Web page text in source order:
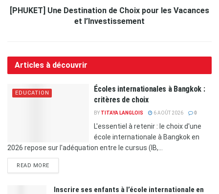
[PHUKET] Une Destination de Choix pour les Vacances
et l’Investissement
Articles à découvrir
EDUCATION
Écoles internationales à Bangkok :
critères de choix
BY TITAYA LANGLOIS 6 AOÛT 2026 0
L'essentiel à retenir : le choix d'une
école internationale à Bangkok en
2026 repose sur l'adéquation entre le cursus (IB,...
READ MORE
Inscrire ses enfants à l’école internationale en